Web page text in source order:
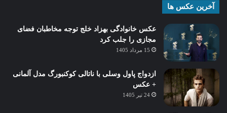
آخرین عکس ها
عکس خانوادگی بهزاد خلج توجه مخاطبان فضای
مجازی را جلب کرد
15 مرداد 1405
ازدواج پاول وسلی با ناتالی کوکنبورگ مدل آلمانی
+ عکس
24 تیر 1405